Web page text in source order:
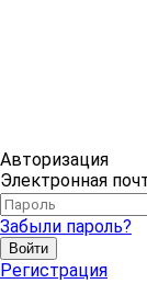
Авторизация
Электронная
Забыли пароль?
Войти
Регистрация